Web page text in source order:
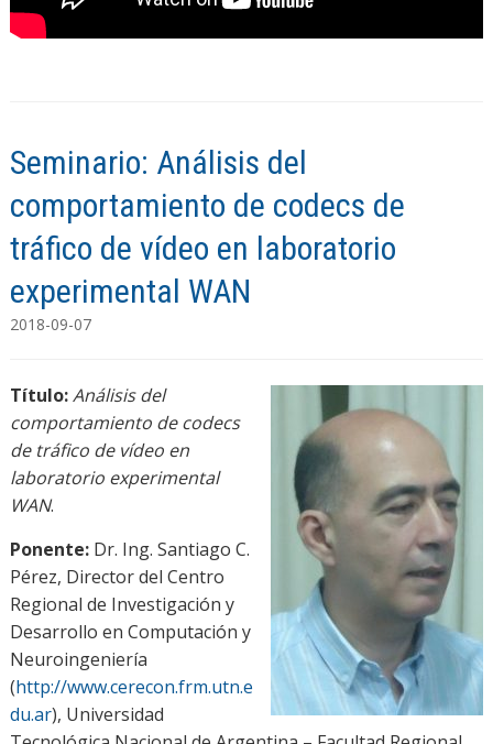
Seminario: Análisis del
comportamiento de codecs de
tráfico de vídeo en laboratorio
experimental WAN
2018-09-07
Título:Análisis del
comportamiento de codecs
de tráfico de vídeo en
laboratorio experimental
WAN.
Ponente:Dr. Ing. Santiago C.
Pérez, Director del Centro
Regional de Investigación y
Desarrollo en Computación y
Neuroingeniería
(http://www.cerecon.frm.utn.e
du.ar), Universidad